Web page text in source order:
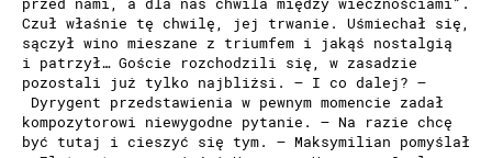
Czuł właśnie tę chwilę, jej trwanie. Uśmiechał się,
sączył wino mieszane z triumfem i jakąś nostalgią
i patrzył… Goście rozchodzili się, w zasadzie
pozostali już tylko najbliżsi. – I co dalej? –
Dyrygent przedstawienia w pewnym momencie zadał
kompozytorowi niewygodne pytanie. – Na razie chcę
być tutaj i cieszyć się tym. – Maksymilian pomyślał